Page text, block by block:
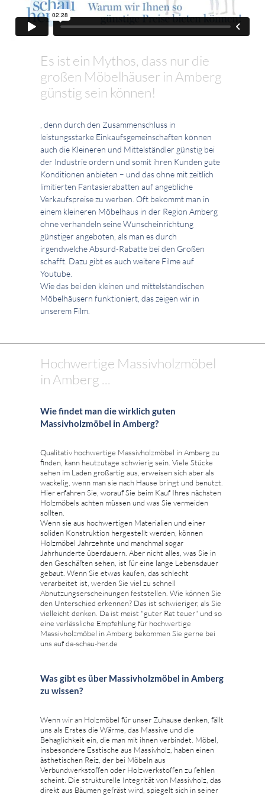
Es ist ein Mythos, dass nur die
großen Möbelhäuser in Amberg
günstig sein können!
, denn durch den Zusammenschluss in
leistungsstarke Einkaufsgemeinschaften können
auch die Kleineren und Mittelständler günstig bei
der Industrie ordern und somit ihren Kunden gute
Konditionen anbieten – und das ohne mit zeitlich
limitierten Fantasierabatten auf angebliche
Verkaufspreise zu werben. Oft bekommt man in
einem kleineren Möbelhaus in der Region Amberg
ohne verhandeln seine Wunscheinrichtung
günstiger angeboten, als man es durch
irgendwelche Absurd-Rabatte bei den Großen
schafft. Dazu gibt es auch weitere Filme auf
Youtube.
Wie das bei den kleinen und mittelständischen
Möbelhäusern funktioniert, das zeigen wir in
unserem Film.
Hochwertige Massivholzmöbel
in Amberg ...
Wie findet man die wirklich guten
Massivholzmöbel in Amberg?
Qualitativ hochwertige Massivholzmöbel in Amberg zu
finden, kann heutzutage schwierig sein. Viele Stücke
sehen im Laden großartig aus, erweisen sich aber als
wackelig, wenn man sie nach Hause bringt und benutzt.
Hier erfahren Sie, worauf Sie beim Kauf Ihres nächsten
Holzmöbels achten müssen und was Sie vermeiden
sollten.
Wenn sie aus hochwertigen Materialien und einer
soliden Konstruktion hergestellt werden, können
Holzmöbel Jahrzehnte und manchmal sogar
Jahrhunderte überdauern. Aber nicht alles, was Sie in
den Geschäften sehen, ist für eine lange Lebensdauer
gebaut. Wenn Sie etwas kaufen, das schlecht
verarbeitet ist, werden Sie viel zu schnell
Abnutzungserscheinungen feststellen. Wie können Sie
den Unterschied erkennen? Das ist schwieriger, als Sie
vielleicht denken. Da ist meist "guter Rat teuer" und so
eine verlässliche Empfehlung für hochwertige
Massivholzmöbel in Amberg bekommen Sie gerne bei
uns auf da-schau-her.de
Was gibt es über Massivholzmöbel in Amberg
zu wissen?
Wenn wir an Holzmöbel für unser Zuhause denken, fällt
uns als Erstes die Wärme, das Massive und die
Behaglichkeit ein, die man mit ihnen verbindet. Möbel,
insbesondere Esstische aus Massivholz, haben einen
ästhetischen Reiz, der bei Möbeln aus
Verbundwerkstoffen oder Holzwerkstoffen zu fehlen
scheint. Die strukturelle Integrität von Massivholz, das
direkt aus Bäumen gefräst wird, spiegelt sich in seiner